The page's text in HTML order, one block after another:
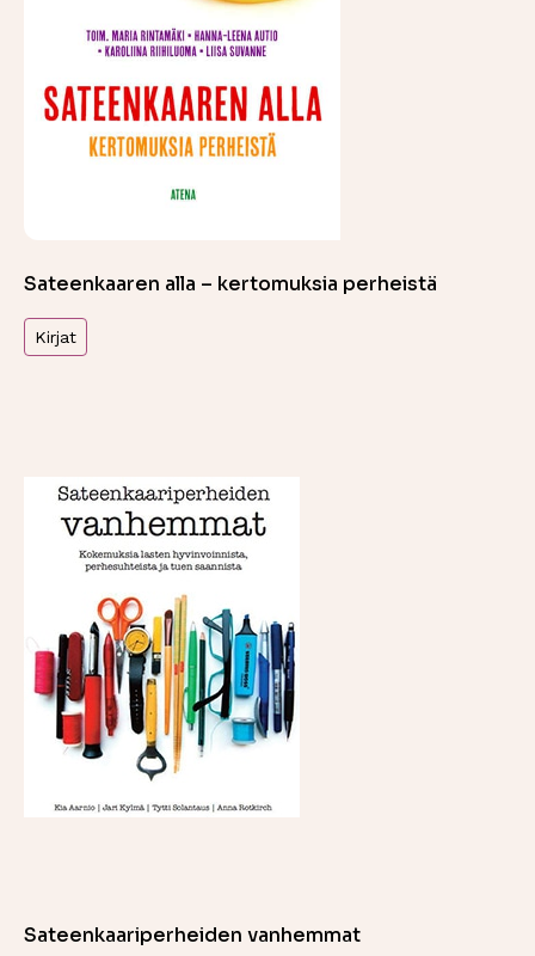
Sateenkaaren alla – kertomuksia perheistä
Kirjat
Sateenkaariperheiden vanhemmat